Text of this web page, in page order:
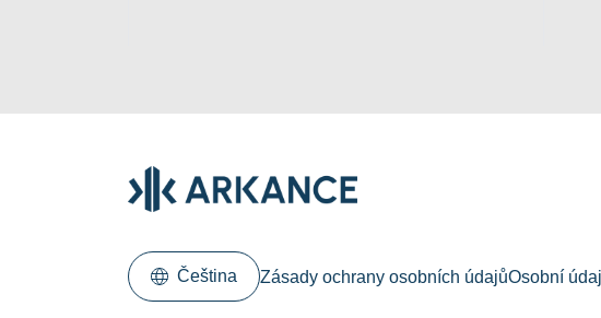
Čeština Zásady ochrany osobních údajůOsobní